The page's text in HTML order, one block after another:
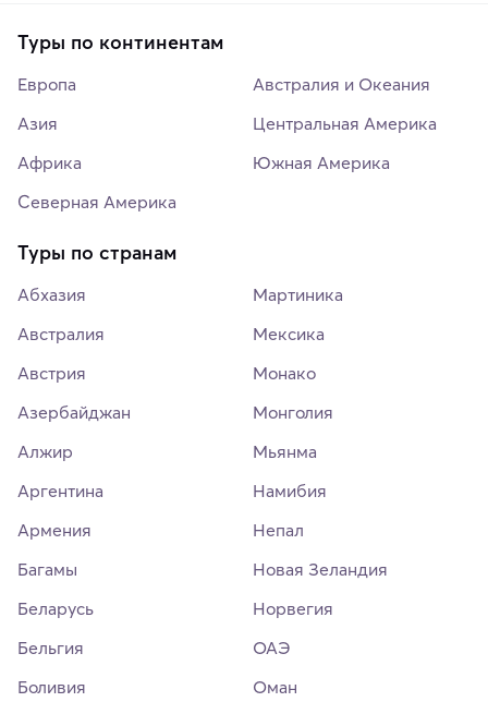
Туры по континентам
Европа
Азия
Африка
Северная Америка
Австралия и Океания
Центральная Америка
Южная Америка
Туры по странам
Абхазия
Австралия
Австрия
Азербайджан
Алжир
Аргентина
Армения
Багамы
Беларусь
Бельгия
Боливия
Мартиника
Мексика
Монако
Монголия
Мьянма
Намибия
Непал
Новая Зеландия
Норвегия
ОАЭ
Оман